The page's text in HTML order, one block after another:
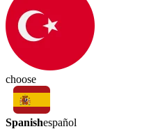
choose
Spanishespañol